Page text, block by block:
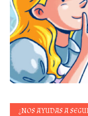
¿NOS AYUDAS A